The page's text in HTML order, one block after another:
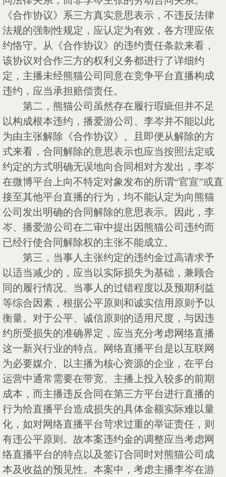
《合作协议》系三方真实意思表示，不违反法律
法规的强制性规定，应认定为有效，各方理应依
约恪守。从《合作协议》的违约责任条款来看，
该协议对合作三方的权利义务都进行了详细约
定，主播未经熊猫公司同意在竞争平台直播构成
违约，应当承担赔偿责任。
第二，熊猫公司虽然存在履行瑕疵但并不足
以构成根本违约，播爱游公司、李岑并不能以此
为由主张解除《合作协议》。且即便从解除的方
式来看，合同解除的意思表示也应当按照法定或
约定的方式明确无误地向合同相对方发出，李岑
在微博平台上向不特定对象发布的所谓“官宣”或直
接至其他平台直播的行为，均不能认定为向熊猫
公司发出明确的合同解除的意思表示。因此，李
岑、播爱游公司在二审中提出因熊猫公司违约而
已经行使合同解除权的主张不能成立。
第三，当事人主张约定的违约金过高请求予
以适当减少的，应当以实际损失为基础，兼顾合
同的履行情况、当事人的过错程度以及预期利益
等综合因素，根据公平原则和诚实信用原则予以
衡量。对于公平、诚信原则的适用尺度，与因违
约所受损失的准确界定，应当充分考虑网络直播
这一新兴行业的特点。网络直播平台是以互联网
为必要媒介、以主播为核心资源的企业，在平台
运营中通常需要在带宽、主播上投入较多的前期
成本，而主播违反合同在第三方平台进行直播的
行为给直播平台造成损失的具体金额实际难以量
化，如对网络直播平台苛求过重的举证责任，则
有违公平原则。故本案违约金的调整应当考虑网
络直播平台的特点以及签订合同时对熊猫公司成
本及收益的预见性。本案中，考虑主播李岑在游